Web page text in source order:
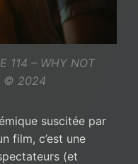
114 – WHY NOT
© 2024
suscitée par
film, c’est une
(et